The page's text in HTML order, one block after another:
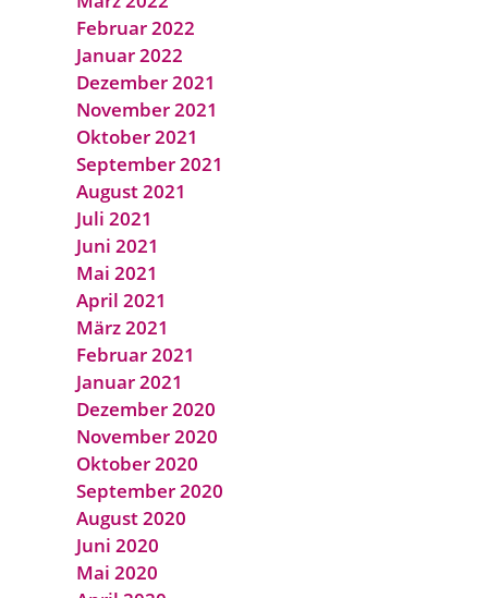
Februar 2022
Januar 2022
Dezember 2021
November 2021
Oktober 2021
September 2021
August 2021
Juli 2021
Juni 2021
Mai 2021
April 2021
März 2021
Februar 2021
Januar 2021
Dezember 2020
November 2020
Oktober 2020
September 2020
August 2020
Juni 2020
Mai 2020